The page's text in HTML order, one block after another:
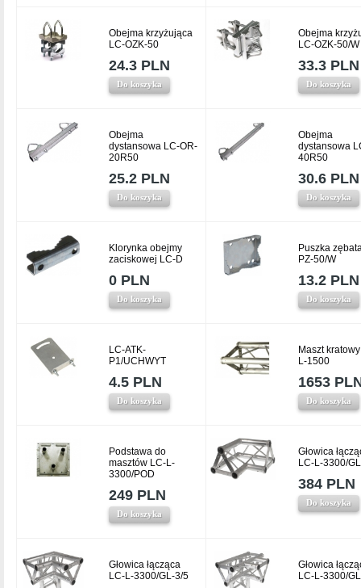
Obejma krzyżująca
LC-OZK-50
24.3 PLN
Do koszyka
Obejma
LC-OZK-50/W
33.3 PLN
Do koszyka
Obejma
dystansowa LC-OR-
20R50
25.2 PLN
Do koszyka
Obejma
dystansowa
40R50
30.6 PLN
Do koszyka
Klorynka obejmy
zaciskowej LC-D
0 PLN
Do koszyka
Puszka
PZ-50/W
13.2 PLN
Do koszyka
LC-ATK-
P1/UCHWYT
4.5 PLN
Do koszyka
Maszt
L-1500
1653
Do koszyka
Podstawa do
masztów LC-L-
3300/POD
249 PLN
Do koszyka
Głowica
LC-L-3300/
384 PLN
Do koszyka
Głowica łącząca
LC-L-3300/GL-3/5
Głowica
LC-L-3300/